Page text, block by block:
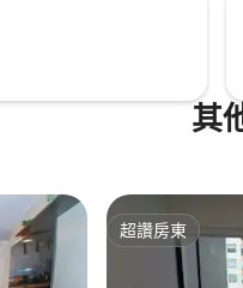
其
超讚房東
超讚房東